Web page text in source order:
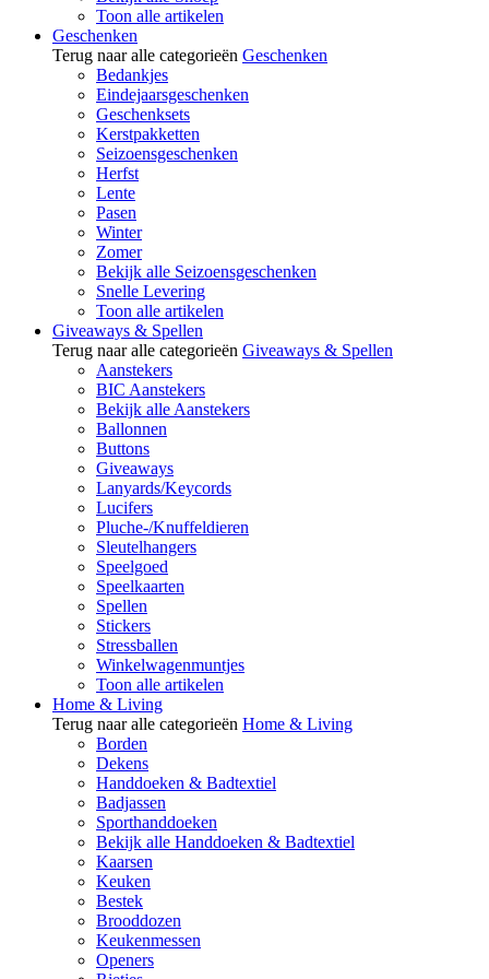
Toon alle artikelen
Geschenken
Terug naar alle categorieën Geschenken
Bedankjes
Eindejaarsgeschenken
Geschenksets
Kerstpakketten
Seizoensgeschenken
Herfst
Lente
Pasen
Winter
Zomer
Bekijk alle Seizoensgeschenken
Snelle Levering
Toon alle artikelen
Giveaways & Spellen
Terug naar alle categorieën Giveaways & Spellen
Aanstekers
BIC Aanstekers
Bekijk alle Aanstekers
Ballonnen
Buttons
Giveaways
Lanyards/Keycords
Lucifers
Pluche-/Knuffeldieren
Sleutelhangers
Speelgoed
Speelkaarten
Spellen
Stickers
Stressballen
Winkelwagenmuntjes
Toon alle artikelen
Home & Living
Terug naar alle categorieën Home & Living
Borden
Dekens
Handdoeken & Badtextiel
Badjassen
Sporthanddoeken
Bekijk alle Handdoeken & Badtextiel
Kaarsen
Keuken
Bestek
Brooddozen
Keukenmessen
Openers